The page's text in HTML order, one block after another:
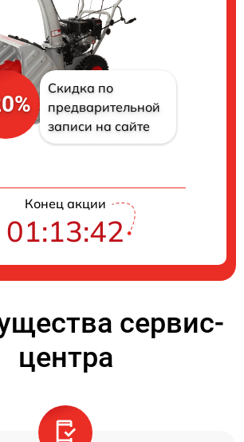
Скидка по
предварительной
записи на сайте
Конец акции
01:13:41
сервис-
центра